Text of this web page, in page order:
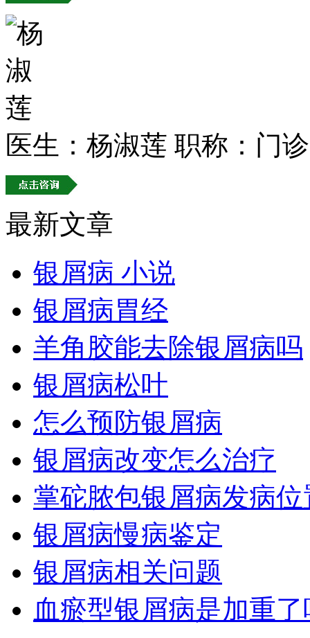
医生：杨淑莲 职称：门
最新文章
银屑病 小说
银屑病胃经
羊角胶能去除银屑病吗
银屑病松叶
怎么预防银屑病
银屑病改变怎么治疗
掌砣脓包银屑病发病位
银屑病慢病鉴定
银屑病相关问题
血瘀型银屑病是加重了